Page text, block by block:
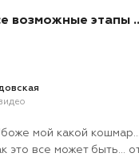
возможные этапы
мой какой
это все может быть...